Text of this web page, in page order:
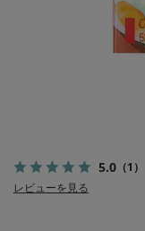
5.0（1）
レビューを見る